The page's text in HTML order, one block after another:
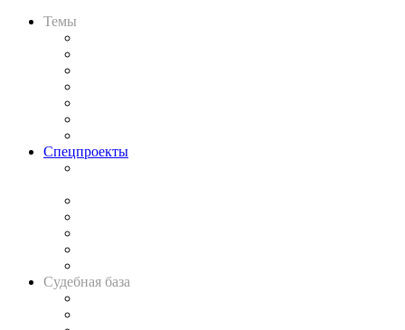
Темы
Спецпроекты
Судебная база